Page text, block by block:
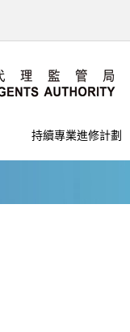
持續專業進修計劃